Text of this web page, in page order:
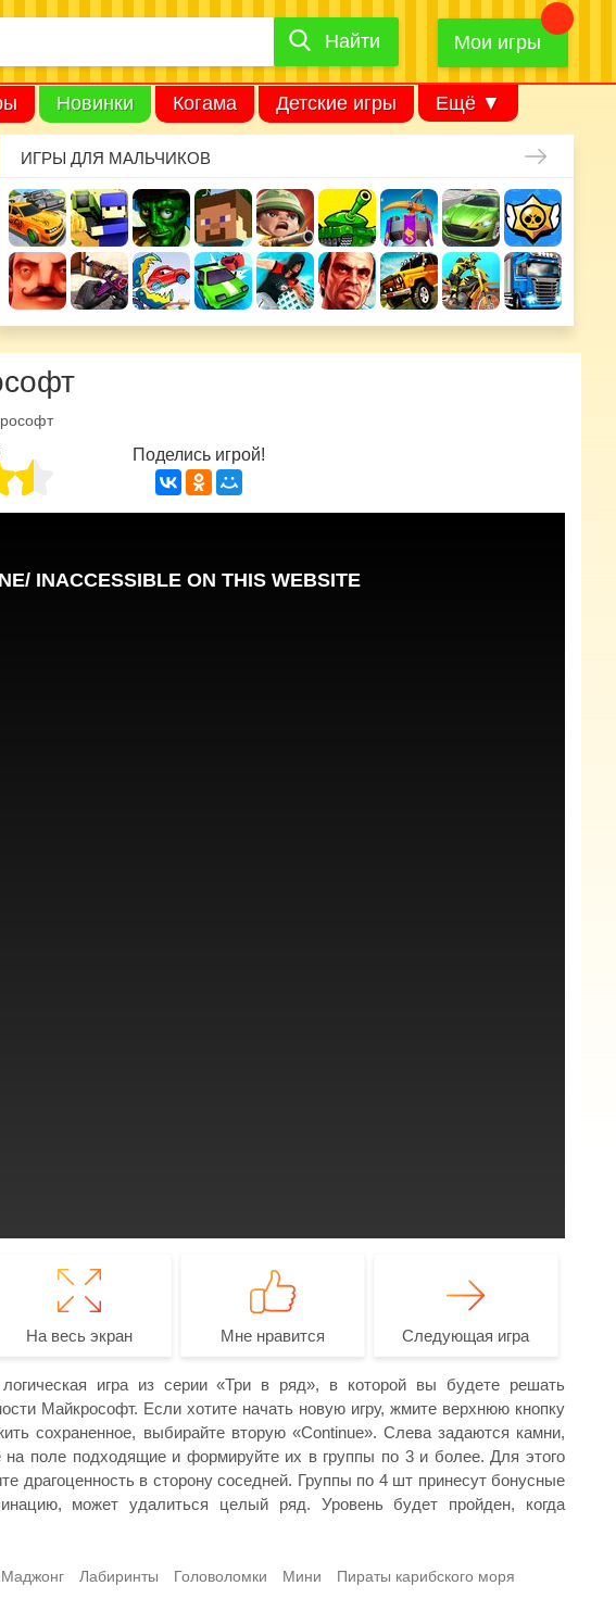
Найти
Найти Мои игры
Новинки Когама Детские игры Ещё ▼
ИГРЫ ДЛЯ МАЛЬЧИКОВ
Поделись игрой!
На весь экран Мне нравится Следующая игра
игра из серии «Три в ряд», в которой вы будете решать
Майкрософт. Если хотите начать новую игру, жмите верхнюю кнопку
сохраненное, выбирайте вторую «Continue». Слева задаются камни,
на поле подходящие и формируйте их в группы по 3 и более. Для этого
драгоценность в сторону соседней. Группы по 4 шт принесут бонусные
может удалиться целый ряд. Уровень будет пройден, когда
Маджонг Лабиринты Головоломки Мини Пираты карибского моря